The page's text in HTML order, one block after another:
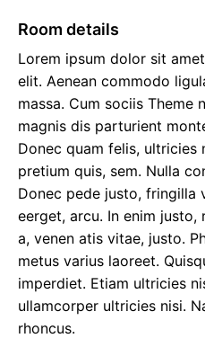
Room details
Lorem ipsum dolor sit
elit. Aenean commodo
massa. Cum sociis Theme
magnis dis parturient
Donec quam felis, ultricies
pretium quis, sem. Nulla
Donec pede justo, fringilla
eerget, arcu. In enim
a, venen atis vitae, justo.
metus varius laoreet.
imperdiet. Etiam ultricies
ullamcorper ultricies nisi.
rhoncus.